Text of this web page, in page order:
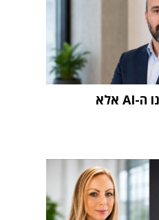
"האתגר הגדול אינו ה-AI אלא